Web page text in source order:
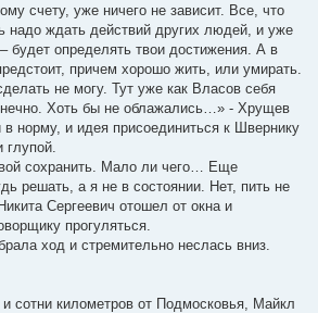
счету, уже ничего не зависит. Все, что
надо ждать действий других людей, и уже
будет определять твои достижения. А в
причем хорошо жить, или умирать.
не могу. Тут уже как Власов себя
Хоть бы не облажались…» - Хрущев
в норму, и идея присоединиться к Швернику
глупой.
сохранить. Мало ли чего… Еще
решать, а я не в состоянии. Нет, пить не
Сергеевич отошел от окна и
прогуляться.
ход и стремительно неслась вниз.
сотни километров от Подмосковья, Майкл